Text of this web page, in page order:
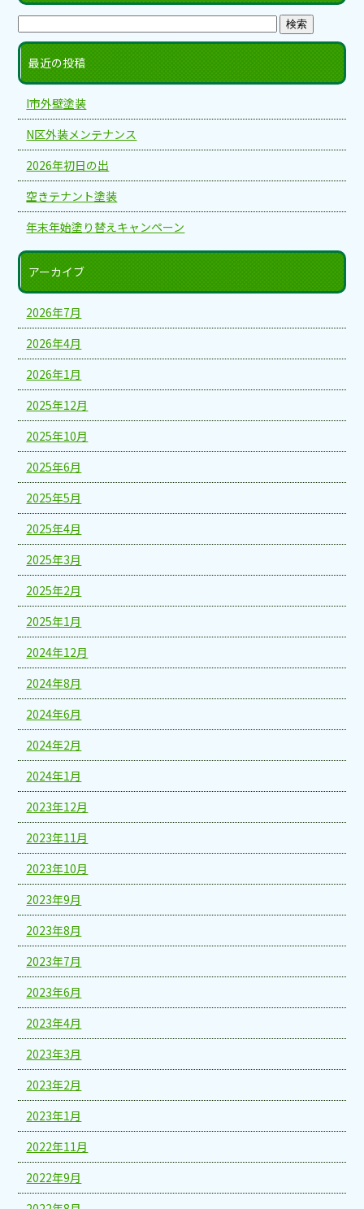
最近の投稿
I市外壁塗装
N区外装メンテナンス
2026年初日の出
空きテナント塗装
年末年始塗り替えキャンペーン
アーカイブ
2026年7月
2026年4月
2026年1月
2025年12月
2025年10月
2025年6月
2025年5月
2025年4月
2025年3月
2025年2月
2025年1月
2024年12月
2024年8月
2024年6月
2024年2月
2024年1月
2023年12月
2023年11月
2023年10月
2023年9月
2023年8月
2023年7月
2023年6月
2023年4月
2023年3月
2023年2月
2023年1月
2022年11月
2022年9月